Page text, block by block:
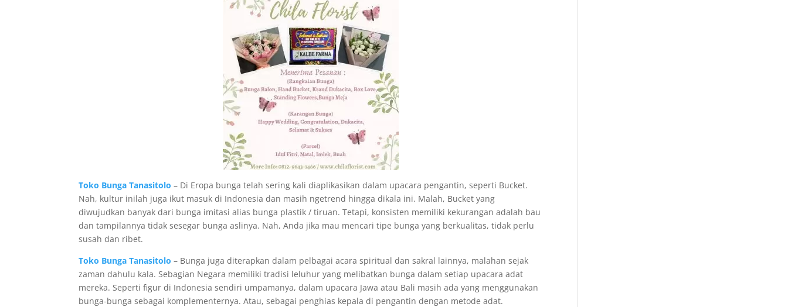
Toko Bunga Tanasitolo – Di Eropa bunga telah sering kali diaplikasikan dalam upacara pengantin, seperti Bucket.
Nah, kultur inilah juga ikut masuk di Indonesia dan masih ngetrend hingga dikala ini. Malah, Bucket yang
diwujudkan banyak dari bunga imitasi alias bunga plastik / tiruan. Tetapi, konsisten memiliki kekurangan adalah bau
dan tampilannya tidak sesegar bunga aslinya. Nah, Anda jika mau mencari tipe bunga yang berkualitas, tidak perlu
susah dan ribet.
Toko Bunga Tanasitolo – Bunga juga diterapkan dalam pelbagai acara spiritual dan sakral lainnya, malahan sejak
zaman dahulu kala. Sebagian Negara memiliki tradisi leluhur yang melibatkan bunga dalam setiap upacara adat
mereka. Seperti figur di Indonesia sendiri umpamanya, dalam upacara Jawa atau Bali masih ada yang menggunakan
bunga-bunga sebagai komplementernya. Atau, sebagai penghias kepala di pengantin dengan metode adat.